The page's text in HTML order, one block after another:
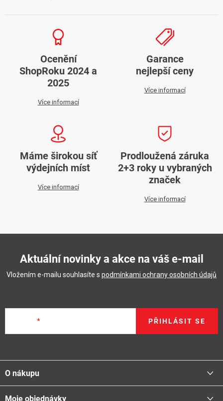
Ocenění
ShopRoku 2024 a
2025
Více informací
Garance
nejlepší ceny
Více informací
Máme širokou síť
výdejních míst
Více informací
Prodloužená záruka
2+3 roky u vybraných
značek
Více informací
Aktuální novinky a akce na váš e-mail
Vložením e-mailu souhlasíte s podmínkami ochrany osobních údajů
PŘIHLÁSIT SE
á
p
a
O nákupu
Moje objednávky